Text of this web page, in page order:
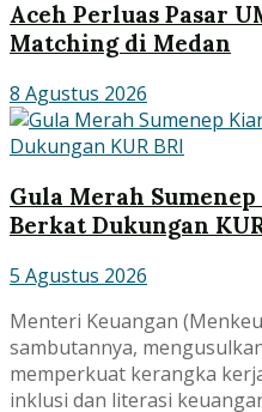
Aceh Perluas Pasar
Matching di Medan
8 Agustus 2026
Gula Merah
Berkat Dukungan
5 Agustus 2026
Menteri Keuangan
sambutannya,
memperkuat kerangka
inklusi dan literasi